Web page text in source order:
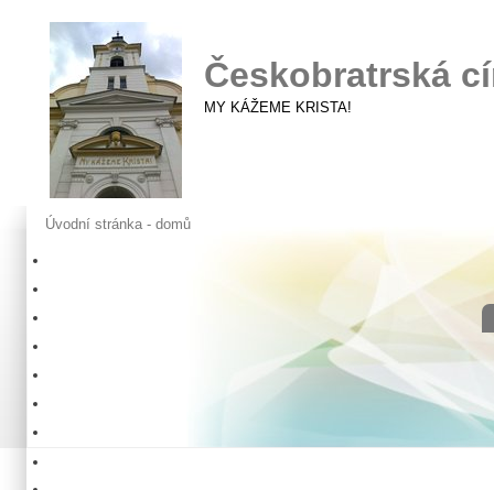
Českobratrská
MY KÁŽEME KRISTA!
Úvodní stránka - domů